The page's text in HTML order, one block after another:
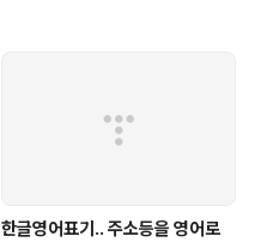
한글영어표기.. 주소등을 영어로